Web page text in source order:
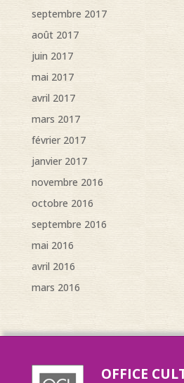
septembre 2017
août 2017
juin 2017
mai 2017
avril 2017
mars 2017
février 2017
janvier 2017
novembre 2016
octobre 2016
septembre 2016
mai 2016
avril 2016
mars 2016
OFFICE